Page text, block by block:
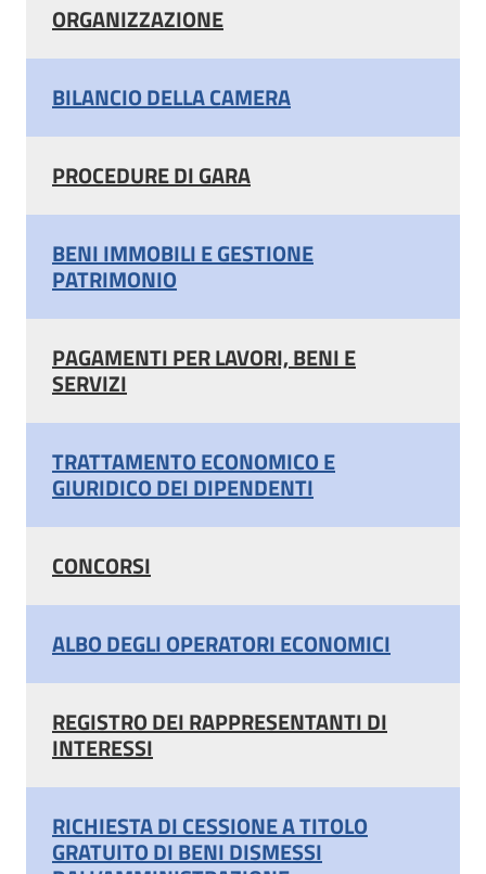
ORGANIZZAZIONE
BILANCIO DELLA CAMERA
PROCEDURE DI GARA
BENI IMMOBILI E GESTIONE
PATRIMONIO
PAGAMENTI PER LAVORI, BENI E
SERVIZI
TRATTAMENTO ECONOMICO E
GIURIDICO DEI DIPENDENTI
CONCORSI
ALBO DEGLI OPERATORI ECONOMICI
REGISTRO DEI RAPPRESENTANTI DI
INTERESSI
RICHIESTA DI CESSIONE A TITOLO
GRATUITO DI BENI DISMESSI